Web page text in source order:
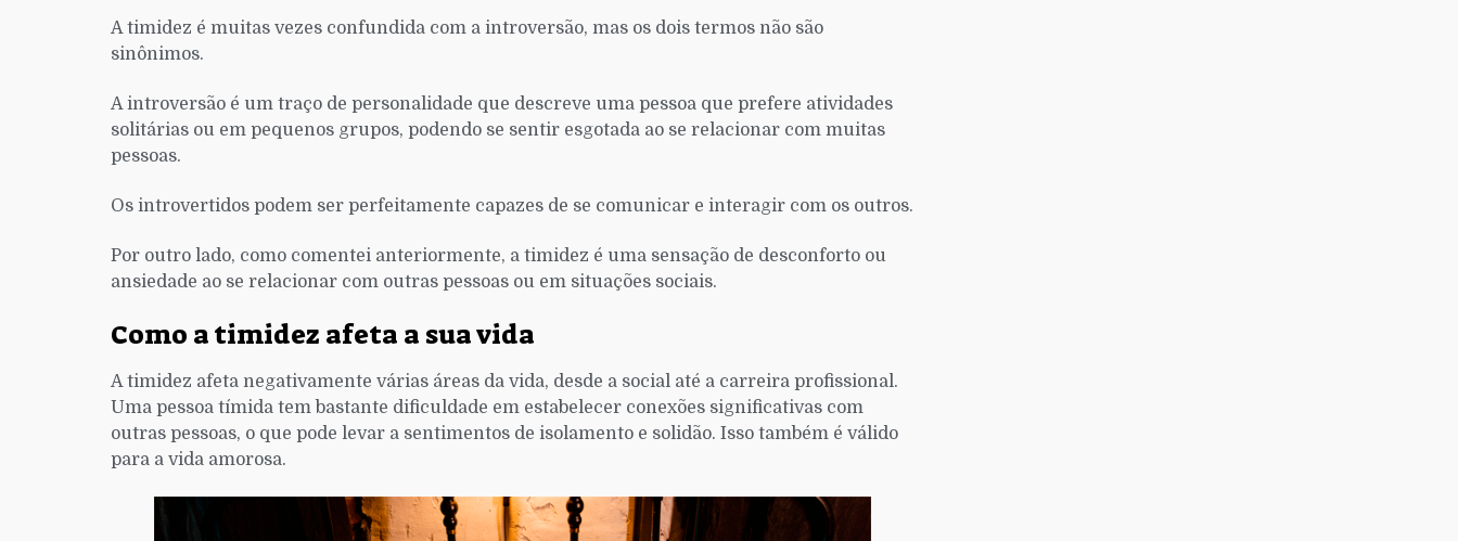
A timidez é muitas vezes confundida com a introversão, mas os dois termos não são
sinônimos.
A introversão é um traço de personalidade que descreve uma pessoa que prefere atividades
solitárias ou em pequenos grupos, podendo se sentir esgotada ao se relacionar com muitas
pessoas.
Os introvertidos podem ser perfeitamente capazes de se comunicar e interagir com os outros.
Por outro lado, como comentei anteriormente, a timidez é uma sensação de desconforto ou
ansiedade ao se relacionar com outras pessoas ou em situações sociais.
Como a timidez afeta a sua vida
A timidez afeta negativamente várias áreas da vida, desde a social até a carreira profissional.
Uma pessoa tímida tem bastante dificuldade em estabelecer conexões significativas com
outras pessoas, o que pode levar a sentimentos de isolamento e solidão. Isso também é válido
para a vida amorosa.